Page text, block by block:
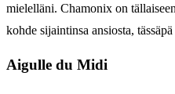
mielelläni. Chamonix on
kohde sijaintinsa ansiosta,
Aigulle du Midi